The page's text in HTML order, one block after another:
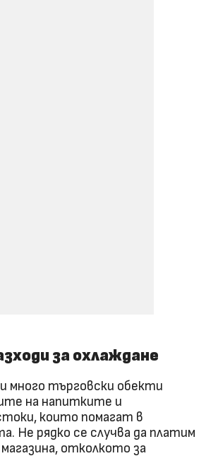
за охлаждане
много търговски обекти
на напитките и
които помагат в
Не рядко се случва да платим
отколкото за